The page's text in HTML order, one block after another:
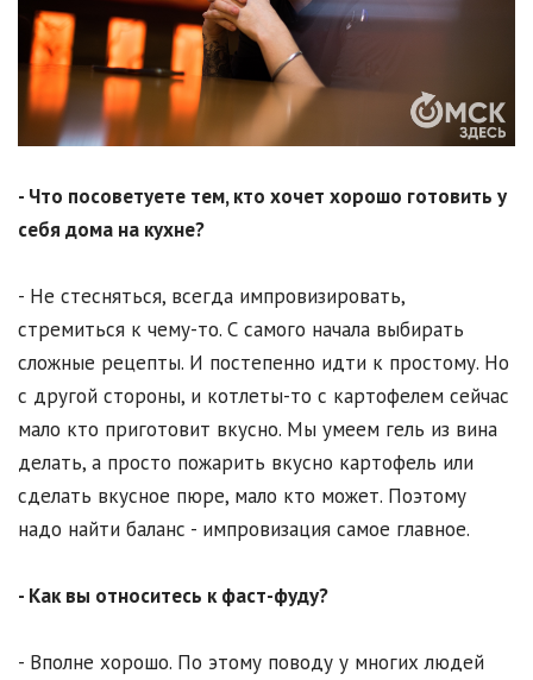
- Что посоветуете тем, кто хочет хорошо готовить у
себя дома на кухне?
- Не стесняться, всегда импровизировать,
стремиться к чему-то. С самого начала выбирать
сложные рецепты. И постепенно идти к простому. Но
с другой стороны, и котлеты-то с картофелем сейчас
мало кто приготовит вкусно. Мы умеем гель из вина
делать, а просто пожарить вкусно картофель или
сделать вкусное пюре, мало кто может. Поэтому
надо найти баланс - импровизация самое главное.
- Как вы относитесь к фаст-фуду?
- Вполне хорошо. По этому поводу у многих людей